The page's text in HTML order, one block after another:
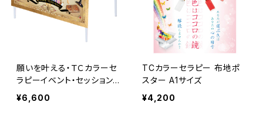
願いを叶える・ＴＣカラーセ
ラピーイベント・セッション
用テーブルクロス
¥6,600
TCカラーセラピー 布地ポ
スター A1サイズ
¥4,200